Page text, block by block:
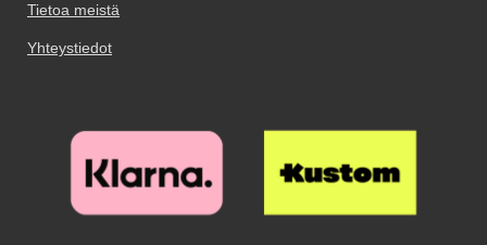
Tietoa meistä
Yhteystiedot